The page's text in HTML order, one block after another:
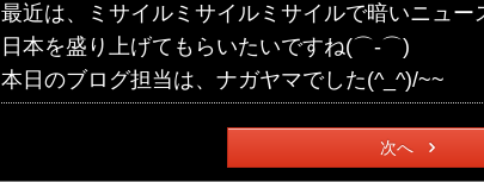
最近は、ミサイルミサイルミサイルで暗いニュ
日本を盛り上げてもらいたいですね(⌒‐⌒)
本日のブログ担当は、ナガヤマでした(^_^)/~~
次へ